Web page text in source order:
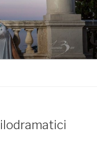
SARA
IZ RIJEKE